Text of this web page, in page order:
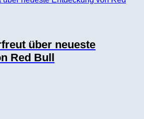
über neueste
Red Bull